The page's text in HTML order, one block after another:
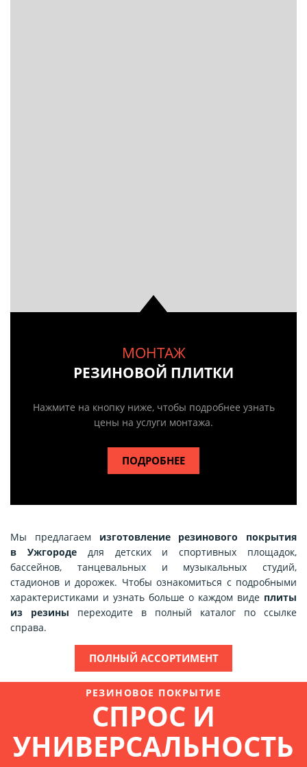
МОНТАЖ
РЕЗИНОВОЙ ПЛИТКИ
Нажмите на кнопку ниже, чтобы подробнее узнать
цены на услуги монтажа.
ПОДРОБНЕЕ
Мы предлагаем изготовление резинового покрытия
в Ужгороде для детских и спортивных площадок,
бассейнов, танцевальных и музыкальных студий,
стадионов и дорожек. Чтобы ознакомиться с подробными
характеристиками и узнать больше о каждом виде плиты
из резины переходите в полный каталог по ссылке
справа.
ПОЛНЫЙ АССОРТИМЕНТ
РЕЗИНОВОЕ ПОКРЫТИЕ
СПРОС И
УНИВЕРСАЛЬНОСТЬ